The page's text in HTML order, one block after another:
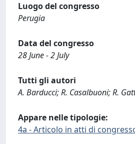
Luogo del congresso
Perugia
Data del congresso
28 June - 2 July
Tutti gli autori
A. Barducci; R. Casalbuoni; R.
Appare nelle tipologie:
4a - Articolo in atti di